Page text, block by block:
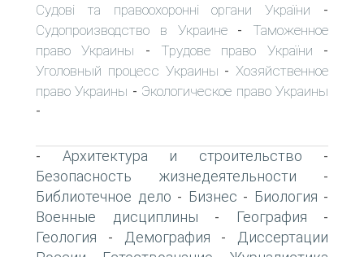
Судові та правоохоронні органи України -
Судопроизводство в Украине- Таможенное
право Украины - Трудове право України -
Уголовный процесс Украины - Хозяйственное
право Украины - Экологическое право Украины
-
- Архитектура и строительство -
Безопасность жизнедеятельности -
Библиотечное дело - Бизнес - Биология -
Военные дисциплины - География -
Геология - Демография -
Диссертации